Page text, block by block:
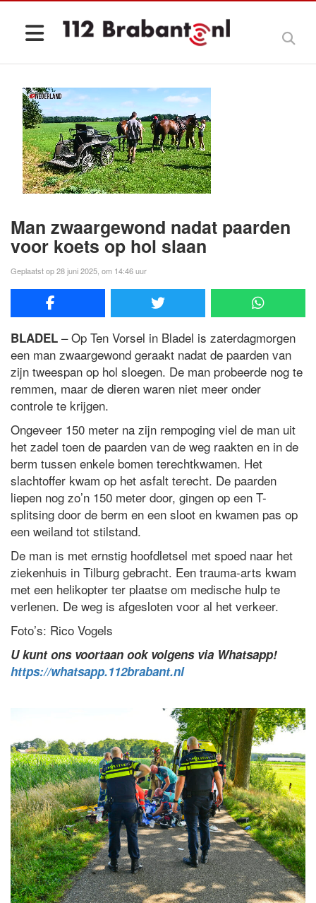
Man zwaargewond nadat paarden
voor koets op hol slaan
Geplaatst op 28 juni 2025, om 14:46 uur
BLADEL – Op Ten Vorsel in Bladel is zaterdagmorgen
een man zwaargewond geraakt nadat de paarden van
zijn tweespan op hol sloegen. De man probeerde nog te
remmen, maar de dieren waren niet meer onder
controle te krijgen.
Ongeveer 150 meter na zijn rempoging viel de man uit
het zadel toen de paarden van de weg raakten en in de
berm tussen enkele bomen terechtkwamen. Het
slachtoffer kwam op het asfalt terecht. De paarden
liepen nog zo’n 150 meter door, gingen op een T-
splitsing door de berm en een sloot en kwamen pas op
een weiland tot stilstand.
De man is met ernstig hoofdletsel met spoed naar het
ziekenhuis in Tilburg gebracht. Een trauma-arts kwam
met een helikopter ter plaatse om medische hulp te
verlenen. De weg is afgesloten voor al het verkeer.
Foto’s: Rico Vogels
U kunt ons voortaan ook volgens via Whatsapp!
https://whatsapp.112brabant.nl